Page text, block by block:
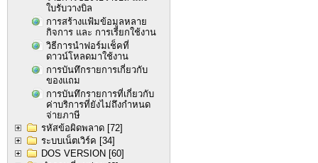
ใบรับวางบิล
การสร้างแฟ้มข้อมูลหลาย
กิจการ และ การเรียกใช้งาน
วิธีการนำฟอร์มเช็คที่
ดาวน์โหลดมาใช้งาน
การบันทึกรายการเกี่ยวกับ
ของแถม
การบันทึกรายการที่เกี่ยวกับ
ค่าบริการที่ยังไม่ถึงกำหนด
จ่ายภาษี
รหัสข้อผิดพลาด [72]
ระบบเน็ตเวิร์ค [34]
DOS VERSION [60]